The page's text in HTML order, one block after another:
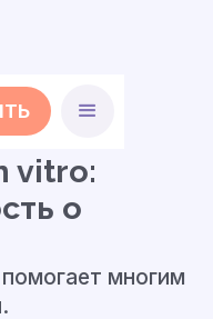
vitro:
о
многим